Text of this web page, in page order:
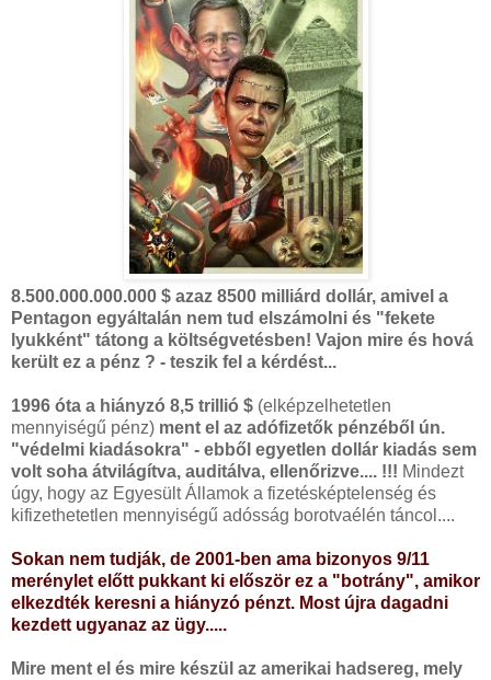
8.500.000.000.000 $ azaz 8500 milliárd dollár, amivel a
Pentagon egyáltalán nem tud elszámolni és "fekete
lyukként" tátong a költségvetésben! Vajon mire és hová
került ez a pénz ? - teszik fel a kérdést...
1996 óta a hiányzó 8,5 trillió $ (elképzelhetetlen
mennyiségű pénz) ment el az adófizetők pénzéből ún.
"védelmi kiadásokra" - ebből egyetlen dollár kiadás sem
volt soha átvilágítva, auditálva, ellenőrizve.... !!! Mindezt
úgy, hogy az Egyesült Államok a fizetésképtelenség és
kifizethetetlen mennyiségű adósság borotvaélén táncol....
Sokan nem tudják, de 2001-ben ama bizonyos 9/11
merénylet előtt pukkant ki először ez a "botrány", amikor
elkezdték keresni a hiányzó pénzt. Most újra dagadni
kezdett ugyanaz az ügy.....
Mire ment el és mire készül az amerikai hadsereg, mely